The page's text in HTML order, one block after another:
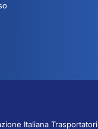
Italiana Trasportatori